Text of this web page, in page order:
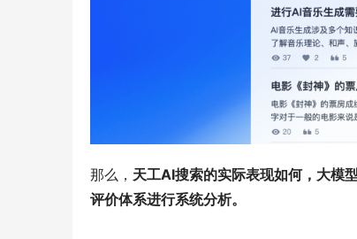
那么， 天工AI搜索的实际表现如何，大模
评价体系进行系统分析。